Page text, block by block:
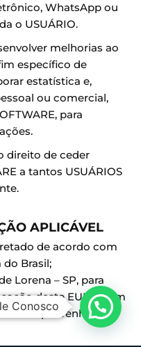
WhatsApp ou
o USUÁRIO.
melhorias ao
específico de
estatística e,
ou comercial,
para
direito de ceder
a tantos USUÁRIOS
APLICÁVEL
de acordo com
do Brasil;
Lorena – SP, para
deste EULA, com
outro que venha a
Conosco